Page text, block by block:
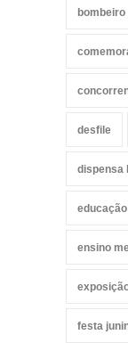
bombeiro
desfile
dispensa
ensino
festa